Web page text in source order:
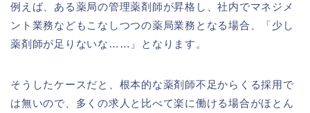
例えば、ある薬局の管理薬剤師が昇格し、社内でマネジメ
ント業務などもこなしつつの薬局業務となる場合、「少し
薬剤師が足りないな……」となります。
そうしたケースだと、根本的な薬剤師不足からくる採用で
は無いので、多くの求人と比べて楽に働ける場合がほとん